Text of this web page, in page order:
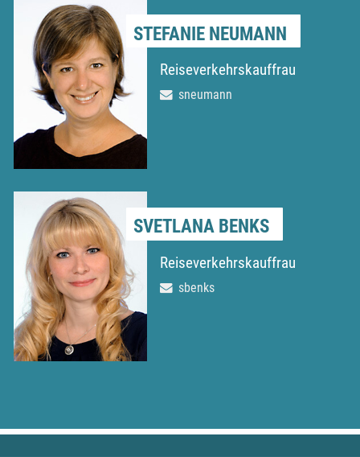
STEFANIE NEUMANN
Reiseverkehrskauffrau
sneumann
SVETLANA BENKS
Reiseverkehrskauffrau
sbenks